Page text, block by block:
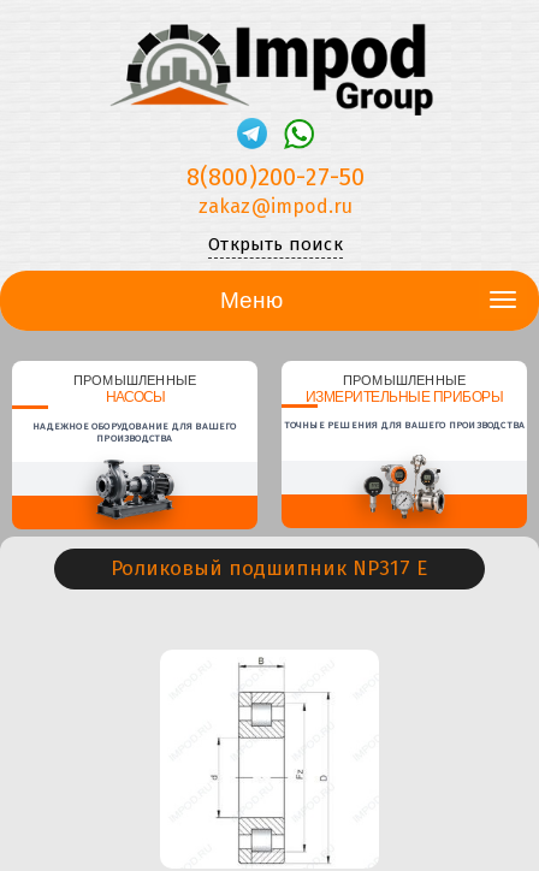
8(800)200-27-50
zakaz@impod.ru
Открыть поиск
Меню
ПРОМЫШЛЕННЫЕ
НАСОСЫ
НАДЕЖНОЕ ОБОРУДОВАНИЕ ДЛЯ ВАШЕГО
ПРОИЗВОДСТВА
ПРОМЫШЛЕННЫЕ
ИЗМЕРИТЕЛЬНЫЕ ПРИБОРЫ
ТОЧНЫЕ РЕШЕНИЯ ДЛЯ ВАШЕГО ПРОИЗВОДСТВА
Роликовый подшипник NP317 E